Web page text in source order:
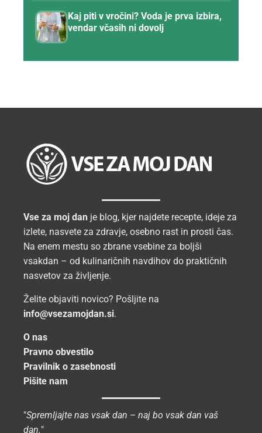
Kaj piti v vročini? Voda je prva izbira,
vendar včasih ni dovolj
Vse za moj dan je blog, kjer najdete recepte, ideje za
izlete, nasvete za zdravje, osebno rast in prosti čas.
Na enem mestu so zbrane vsebine za boljši
vsakdan – od kulinaričnih navdihov do praktičnih
nasvetov za življenje.
Želite objaviti novico? Pošljite na
info@vsezamojdan.si.
O nas
Pravno obvestilo
Pravilnik o zasebnosti
Pišite nam
"Spremljajte nas vsak dan – naj bo vsak dan vaš
dan."